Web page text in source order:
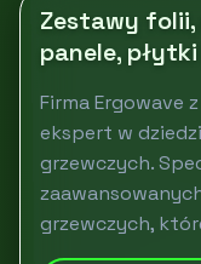
Zestawy
panele,
Firma Ergowave
ekspert w
grzewczych.
grzewczych,